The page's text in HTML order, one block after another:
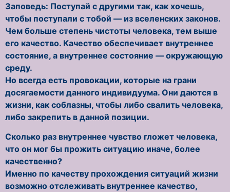
Заповедь: Поступай с другими так, как хочешь,
чтобы поступали с тобой — из вселенских законов.
Чем больше степень чистоты человека, тем выше
его качество. Качество обеспечивает внутреннее
состояние, а внутреннее состояние — окружающую
среду.
Но всегда есть провокации, которые на грани
досягаемости данного индивидуума. Они даются в
жизни, как соблазны, чтобы либо свалить человека,
либо закрепить в данной позиции.
Сколько раз внутреннее чувство гложет человека,
что он мог бы прожить ситуацию иначе, более
качественно?
Именно по качеству прохождения ситуаций жизни
возможно отслеживать внутреннее качество,